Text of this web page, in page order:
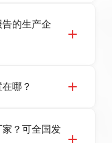
深化设计、现货
，主营
的生产企
有正规第三方检测
地址迎宾大街 9
哪？
9 号，是专业隔震
？可全国发